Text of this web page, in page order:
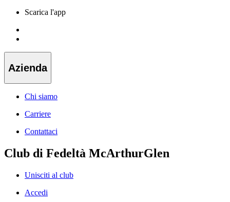
Scarica l'app
Azienda
Chi siamo
Carriere
Contattaci
Club di Fedeltà McArthurGlen
Unisciti al club
Accedi